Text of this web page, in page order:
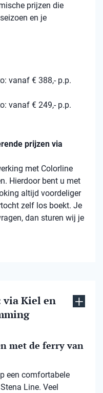
prijzen die
en je
vanaf € 388,- p.p.
vanaf € 249,- p.p.
prijzen via
met Colorline
Hierdoor bent u met
altijd voordeliger
zelf los boekt. Je
dan sturen wij je
via Kiel en
met de ferry van
een comfortabele
Line. Veel